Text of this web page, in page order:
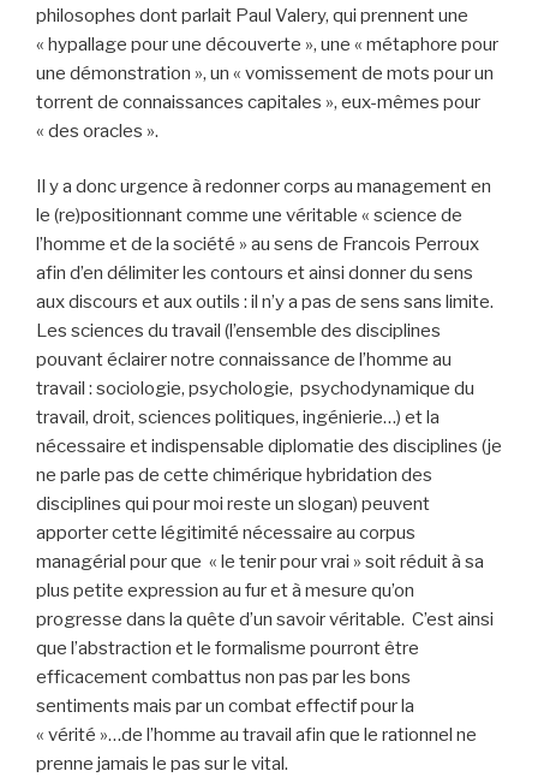
philosophes dont parlait Paul Valery, qui prennent une
« hypallage pour une découverte », une « métaphore pour
une démonstration », un « vomissement de mots pour un
torrent de connaissances capitales », eux-mêmes pour
« des oracles ».
Il y a donc urgence à redonner corps au management en
le (re)positionnant comme une véritable « science de
l’homme et de la société » au sens de Francois Perroux
afin d’en délimiter les contours et ainsi donner du sens
aux discours et aux outils : il n’y a pas de sens sans limite.
Les sciences du travail (l’ensemble des disciplines
pouvant éclairer notre connaissance de l’homme au
travail : sociologie, psychologie, psychodynamique du
travail, droit, sciences politiques, ingénierie…) et la
nécessaire et indispensable diplomatie des disciplines (je
ne parle pas de cette chimérique hybridation des
disciplines qui pour moi reste un slogan) peuvent
apporter cette légitimité nécessaire au corpus
managérial pour que « le tenir pour vrai » soit réduit à sa
plus petite expression au fur et à mesure qu’on
progresse dans la quête d’un savoir véritable. C’est ainsi
que l’abstraction et le formalisme pourront être
efficacement combattus non pas par les bons
sentiments mais par un combat effectif pour la
« vérité »…de l’homme au travail afin que le rationnel ne
prenne jamais le pas sur le vital.